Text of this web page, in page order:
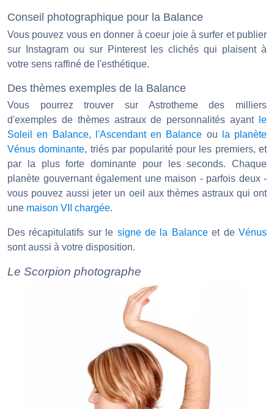
Conseil photographique pour la Balance
Vous pouvez vous en donner à coeur joie à surfer et publier
sur Instagram ou sur Pinterest les clichés qui plaisent à
votre sens raffiné de l'esthétique.
Des thèmes exemples de la Balance
Vous pourrez trouver sur Astrotheme des milliers
d'exemples de thèmes astraux de personnalités ayant
le
Soleil en Balance, l'Ascendant en Balance ou
la planète
Vénus dominante, triés par popularité pour les premiers, et
par la plus forte dominante pour les seconds. Chaque
planète gouvernant également une maison - parfois deux -
vous pouvez aussi jeter un oeil aux thèmes astraux qui ont
une maison VII chargée.
Des récapitulatifs sur le signe de la Balanceet deVénus
sont aussi à votre disposition.
Le Scorpion photographe